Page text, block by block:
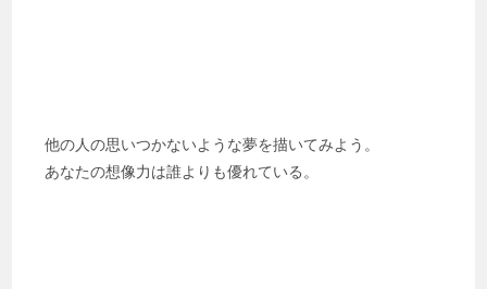
他の人の思いつかないような夢を描いてみよう。
あなたの想像力は誰よりも優れている。